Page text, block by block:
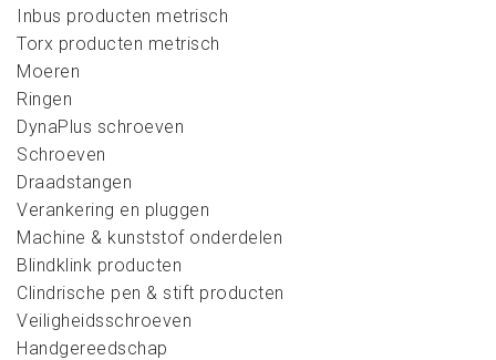
Inbus producten metrisch
Torx producten metrisch
Moeren
Ringen
DynaPlus schroeven
Schroeven
Draadstangen
Verankering en pluggen
Machine & kunststof onderdelen
Blindklink producten
Clindrische pen & stift producten
Veiligheidsschroeven
Handgereedschap